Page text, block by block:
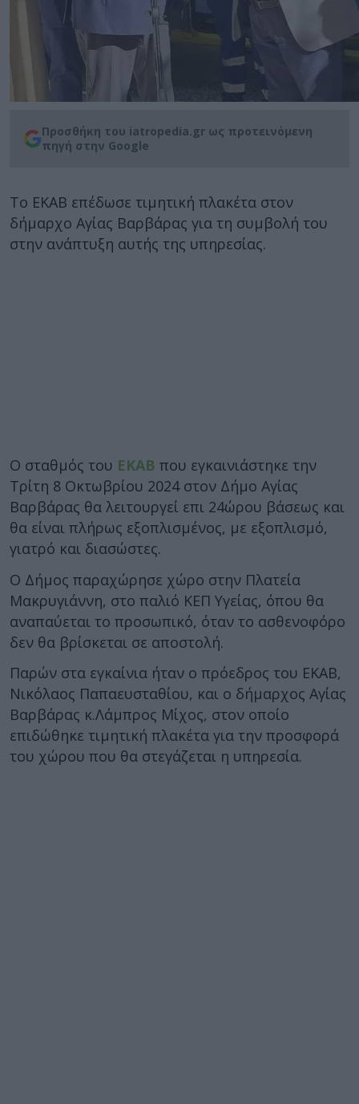
Προσθήκη του iatropedia.gr ως προτεινόμενη
πηγή στην Google
Το ΕΚΑΒ επέδωσε τιμητική πλακέτα στον
δήμαρχο Αγίας Βαρβάρας για τη συμβολή του
στην ανάπτυξη αυτής της υπηρεσίας.
Ο σταθμός του ΕΚΑΒ που εγκαινιάστηκε την
Τρίτη 8 Οκτωβρίου 2024 στον Δήμο Αγίας
Βαρβάρας θα λειτουργεί επι 24ώρου βάσεως και
θα είναι πλήρως εξοπλισμένος, με εξοπλισμό,
γιατρό και διασώστες.
Ο Δήμος παραχώρησε χώρο στην Πλατεία
Μακρυγιάννη, στο παλιό ΚΕΠ Υγείας, όπου θα
αναπαύεται το προσωπικό, όταν το ασθενοφόρο
δεν θα βρίσκεται σε αποστολή.
Παρών στα εγκαίνια ήταν ο πρόεδρος του ΕΚΑΒ,
Νικόλαος Παπαευσταθίου, και ο δήμαρχος Αγίας
Βαρβάρας κ.Λάμπρος Μίχος, στον οποίο
επιδώθηκε τιμητική πλακέτα για την προσφορά
του χώρου που θα στεγάζεται η υπηρεσία.